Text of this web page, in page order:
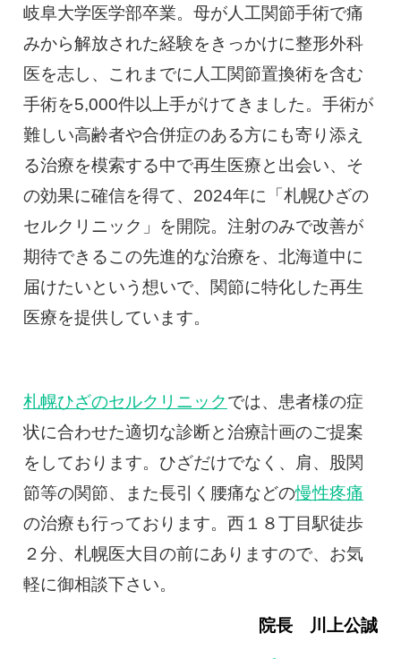
岐阜大学医学部卒業。母が人工関節手術で痛
みから解放された経験をきっかけに整形外科
医を志し、これまでに人工関節置換術を含む
手術を5,000件以上手がけてきました。手術が
難しい高齢者や合併症のある方にも寄り添え
る治療を模索する中で再生医療と出会い、そ
の効果に確信を得て、2024年に「札幌ひざの
セルクリニック」を開院。注射のみで改善が
期待できるこの先進的な治療を、北海道中に
届けたいという想いで、関節に特化した再生
医療を提供しています。
札幌ひざのセルクリニックでは、患者様の症
状に合わせた適切な診断と治療計画のご提案
をしております。ひざだけでなく、肩、股関
節等の関節、また長引く腰痛などの慢性疼痛
の治療も行っております。西１８丁目駅徒歩
２分、札幌医大目の前にありますので、お気
軽に御相談下さい。
院長 川上公誠